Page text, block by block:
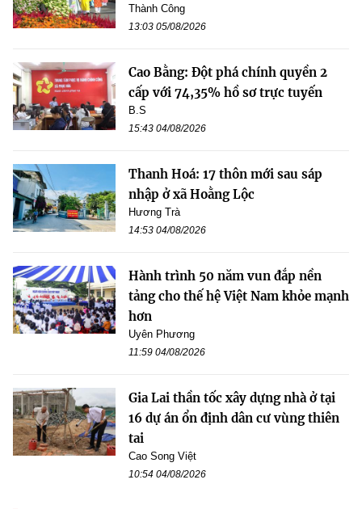
Thành Công
13:03 05/08/2026
Cao Bằng: Đột phá chính quyền 2
cấp với 74,35% hồ sơ trực tuyến
B.S
15:43 04/08/2026
Thanh Hoá: 17 thôn mới sau sáp
nhập ở xã Hoằng Lộc
Hương Trà
14:53 04/08/2026
Hành trình 50 năm vun đắp nền
tảng cho thế hệ Việt Nam khỏe mạnh
hơn
Uyên Phương
11:59 04/08/2026
Gia Lai thần tốc xây dựng nhà ở tại
16 dự án ổn định dân cư vùng thiên
tai
Cao Song Việt
10:54 04/08/2026